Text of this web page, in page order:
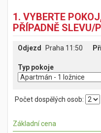
1. VYBERTE
PŘÍPADNĚ SLEVU/
Odjezd Praha 11:50
Typ pokoje
Počet dospělých osob:
Základní cena